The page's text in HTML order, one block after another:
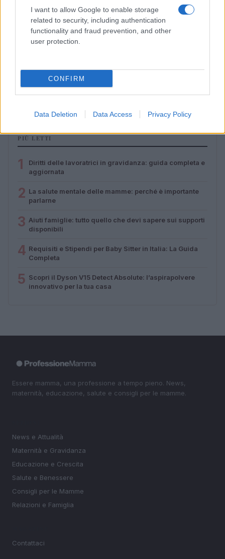
I want to allow Google to enable storage
related to security, including authentication
functionality and fraud prevention, and other
user protection.
CONFIRM
Data Deletion Data Access Privacy Policy
Lamezia International Film Fest: arte e cultura si
incontrano in Calabria
Camilla Pellegrini · 16 Lug 2026
PIÙ LETTI
1
Diritti delle lavoratrici in gravidanza: guida completa e
aggiornata
2 La salute mentale delle mamme: perché è importante
parlarne
3 Aiuti famiglie: tutto quello che devi sapere sui supporti
disponibili
4 Requisiti e Stipendi per Baby Sitter in Italia: La Guida
Completa
5 Scopri il Dyson V15 Detect Absolute: l’aspirapolvere
innovativo per la tua casa
Essere mamma, una professione a tempo pieno. News,
maternità, educazione, salute e consigli per le mamme.
News e Attualità
Maternità e Gravidanza
Educazione e Crescita
Salute e Benessere
Consigli per le Mamme
Relazioni e Famiglia
Contattaci